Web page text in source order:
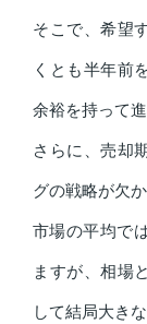
そこで、希望
くとも半年前
余裕を持って
さらに、売却
グの戦略が欠か
市場の平均で
ますが、相場
して結局大き